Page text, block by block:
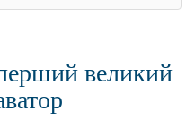
великий